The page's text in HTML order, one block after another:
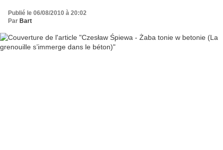
Publié le 06/08/2010 à 20:02
Par Bart